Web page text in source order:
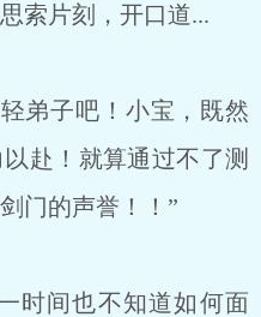
索片刻，开口道...
弟子吧！小宝，既然
赴！就算通过不了测
门的声誉！！”
时间也不知道如何面